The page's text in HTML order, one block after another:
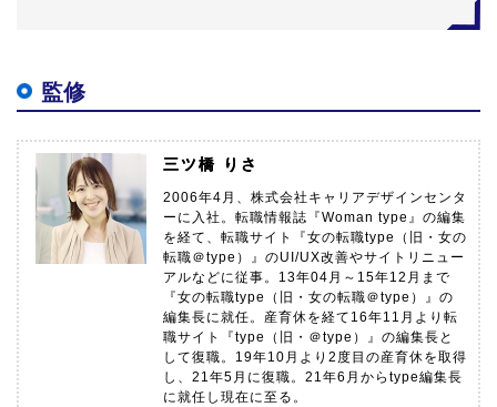
監修
三ツ橋 りさ
2006年4月、株式会社キャリアデザインセンタ
ーに入社。転職情報誌『Woman type』の編集
を経て、転職サイト『女の転職type（旧・女の
転職＠type）』のUI/UX改善やサイトリニュー
アルなどに従事。13年04月～15年12月まで
『女の転職type（旧・女の転職＠type）』の
編集長に就任。産育休を経て16年11月より転
職サイト『type（旧・＠type）』の編集長と
して復職。19年10月より2度目の産育休を取得
し、21年5月に復職。21年6月からtype編集長
に就任し現在に至る。